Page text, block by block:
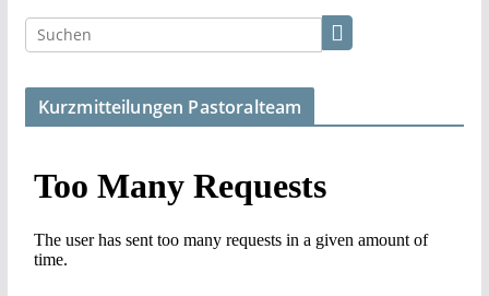
Kurzmitteilungen Pastoralteam